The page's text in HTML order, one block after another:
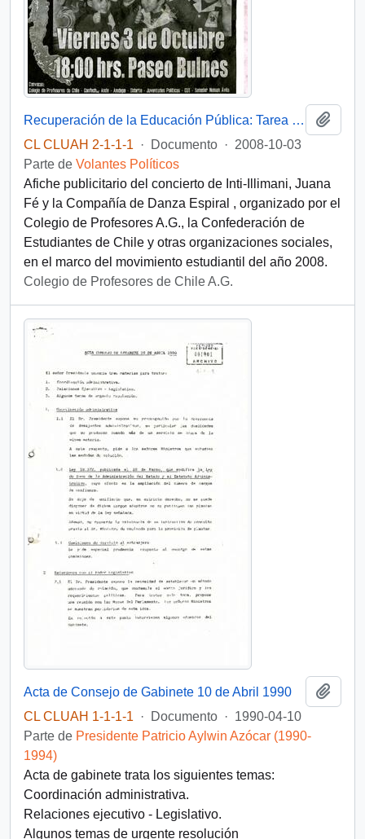
Recuperación de la Educación Pública: Tarea de todos
CL CLUAH 2-1-1-1
· Documento · 2008-10-03
Parte de Volantes Políticos
Afiche publicitario del concierto de Inti-Illimani, Juana
Fé y la Compañía de Danza Espiral , organizado por el
Colegio de Profesores A.G., la Confederación de
Estudiantes de Chile y otras organizaciones sociales,
en el marco del movimiento estudiantil del año 2008.
Colegio de Profesores de Chile A.G.
Acta de Consejo de Gabinete 10 de Abril 1990
CL CLUAH 1-1-1-1
· Documento · 1990-04-10
Parte de Presidente Patricio Aylwin Azócar (1990-
1994)
Acta de gabinete trata los siguientes temas:
Coordinación administrativa.
Relaciones ejecutivo - Legislativo.
Algunos temas de urgente resolución